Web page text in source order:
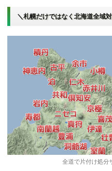
＼札幌だけではなく北海道全域
全道で片付け処分